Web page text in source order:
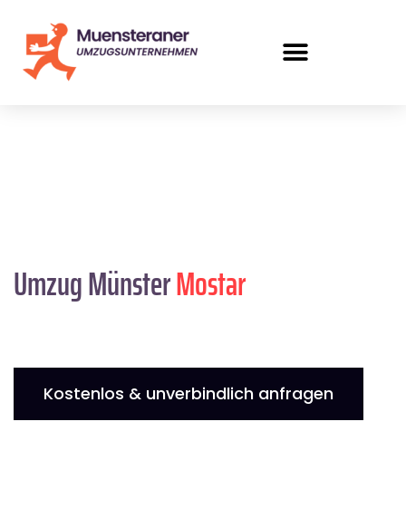
Umzug MünsterMostar
Kostenlos & unverbindlich anfragen